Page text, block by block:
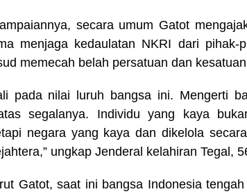
secara umum Gatot
menjaga kedaulatan NKRI dari pihak-
memecah belah persatuan dan
pada nilai luruh bangsa ini. Mengerti
segalanya. Individu yang kaya
negara yang kaya dan dikelola
ungkap Jenderal kelahiran Tegal,
Gatot, saat ini bangsa Indonesia